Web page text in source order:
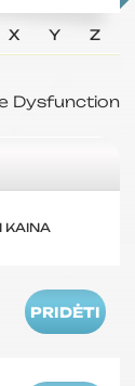
X Y Z
Dysfunction
KAINA
PRIDĖTI